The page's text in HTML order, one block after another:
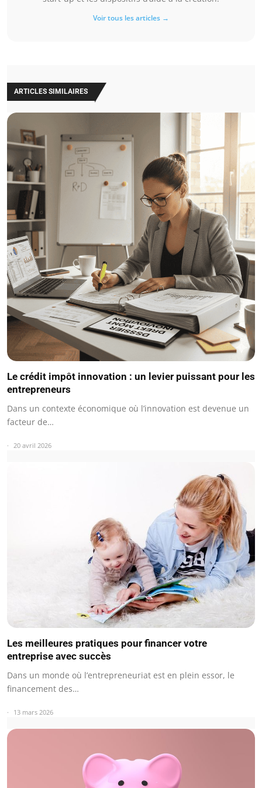
Voir tous les articles →
ARTICLES SIMILAIRES
Le crédit impôt innovation : un levier puissant pour les
entrepreneurs
Dans un contexte économique où l’innovation est devenue un
facteur de…
20 avril 2026
Les meilleures pratiques pour financer votre
entreprise avec succès
Dans un monde où l’entrepreneuriat est en plein essor, le
financement des…
13 mars 2026